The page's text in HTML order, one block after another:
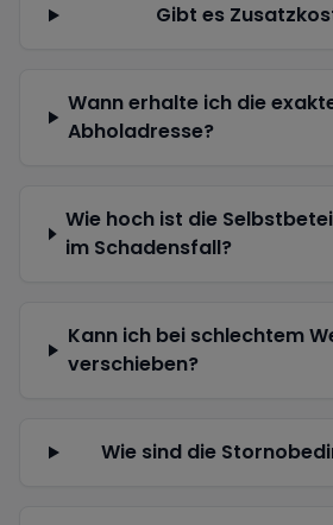
Gibt es
Wann erhalte ich die
Abholadresse?
Wie hoch ist die
im Schadensfall?
Kann ich bei schlechtem
verschieben?
Wie sind die